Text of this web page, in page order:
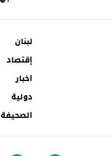
لبنان
إقتصاد
اخبار
دولية
الصحيفة